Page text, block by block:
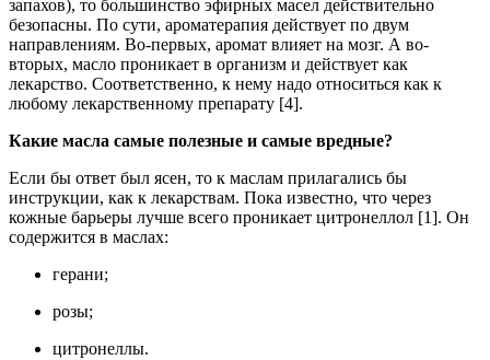
запахов), то большинство эфирных масел действительно
безопасны. По сути, ароматерапия действует по двум
направлениям. Во-первых, аромат влияет на мозг. А во-
вторых, масло проникает в организм и действует как
лекарство. Соответственно, к нему надо относиться как к
любому лекарственному препарату [4].
Какие масла самые полезные и самые вредные?
Если бы ответ был ясен, то к маслам прилагались бы
инструкции, как к лекарствам. Пока известно, что через
кожные барьеры лучше всего проникает цитронеллол [1]. Он
содержится в маслах:
герани;
розы;
цитронеллы.